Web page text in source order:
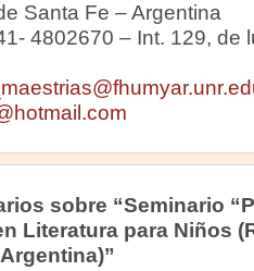
Santa Fe – Argentina
4802670 – Int. 129, de
sobre “Seminario
Literatura para Niños